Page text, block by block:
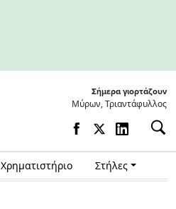
Σήμερα γιορτάζουν
Μύρων, Τριαντάφυλλος
Χρηματιστήριο Στήλες